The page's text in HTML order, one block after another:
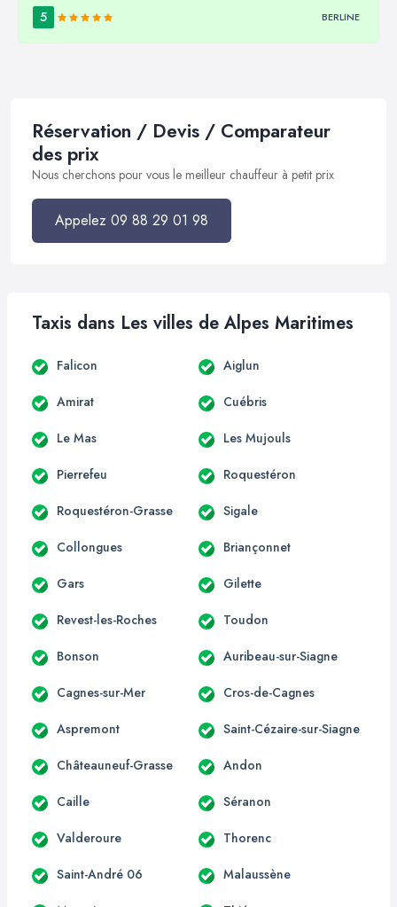
5 BERLINE
Réservation / Devis / Comparateur
des prix
Nous cherchons pour vous le meilleur chauffeur à petit prix
Appelez 09 88 29 01 98
Taxis dans Les villes de Alpes Maritimes
Falicon Aiglun
Amirat Cuébris
Le Mas Les Mujouls
Pierrefeu Roquestéron
Roquestéron-Grasse Sigale
Collongues Briançonnet
Gars Gilette
Revest-les-Roches Toudon
Bonson Auribeau-sur-Siagne
Cagnes-sur-Mer Cros-de-Cagnes
Aspremont Saint-Cézaire-sur-Siagne
Châteauneuf-Grasse Andon
Caille Séranon
Valderoure Thorenc
Saint-André 06 Malaussène